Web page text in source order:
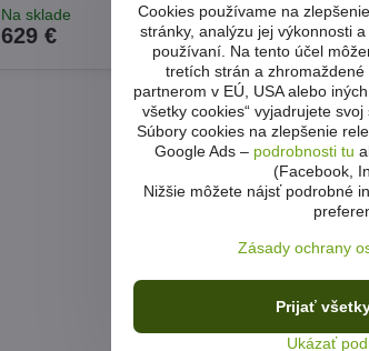
Na sklade
629 € Zobraziť
Cookies používame na
stránky, analýzu jej výkonnosti
používaní. Na tento účel
tretích strán a
partnerom v EÚ, USA alebo
všetky cookies“ vyjadrujete
Súbory cookies na zlepšenie
Google Ads – podrobnosti tu
(Facebook,
Nižšie môžete nájsť podrobné
Zásady ochrany
Ukázať
Prijať